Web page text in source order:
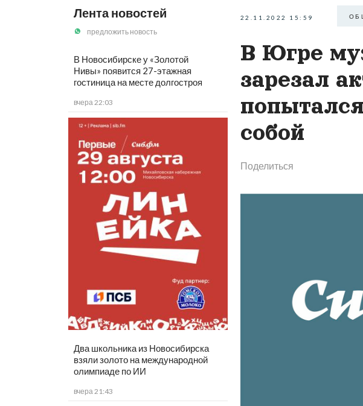
Лента новостей
предложить новость
В Новосибирске у «Золотой
Нивы» появится 27-этажная
гостиница на месте долгостроя
вчера 22:03
Два школьника из Новосибирска
взяли золото на международной
олимпиаде по ИИ
вчера 21:43
22.11.2022 15:59
В Югре
зарезал
собой
Поделиться